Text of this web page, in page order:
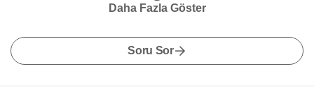
Daha Fazla Göster
Soru Sor